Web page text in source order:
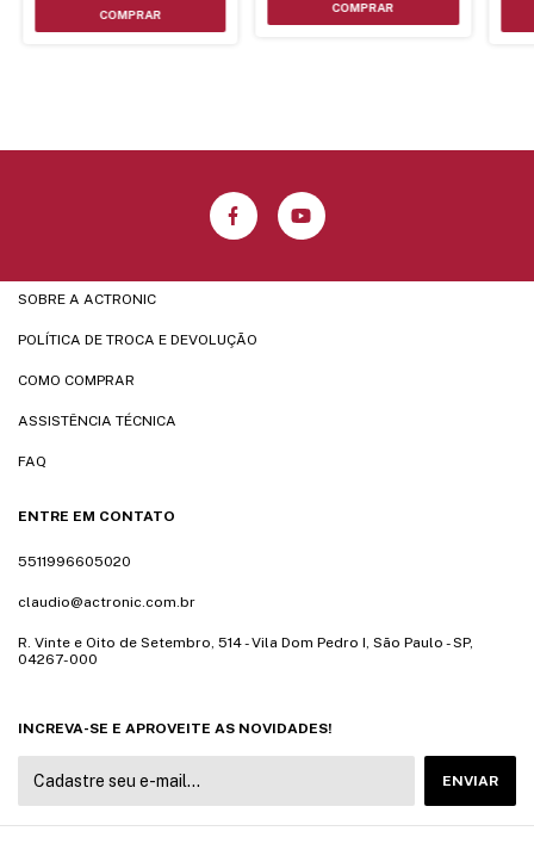
SOBRE A ACTRONIC
POLÍTICA DE TROCA E DEVOLUÇÃO
COMO COMPRAR
ASSISTÊNCIA TÉCNICA
FAQ
ENTRE EM CONTATO
5511996605020
claudio@actronic.com.br
R. Vinte e Oito de Setembro, 514 - Vila Dom Pedro I, São Paulo - SP,
04267-000
INCREVA-SE E APROVEITE AS NOVIDADES!